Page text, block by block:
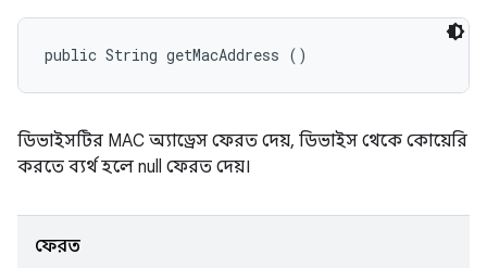
public String getMacAddress ()
ডিভাইসটির MAC অ্যাড্রেস ফেরত দেয়, ডিভাইস থেকে কোয়েরি
করতে ব্যর্থ হলে null ফেরত দেয়।
ফেরত